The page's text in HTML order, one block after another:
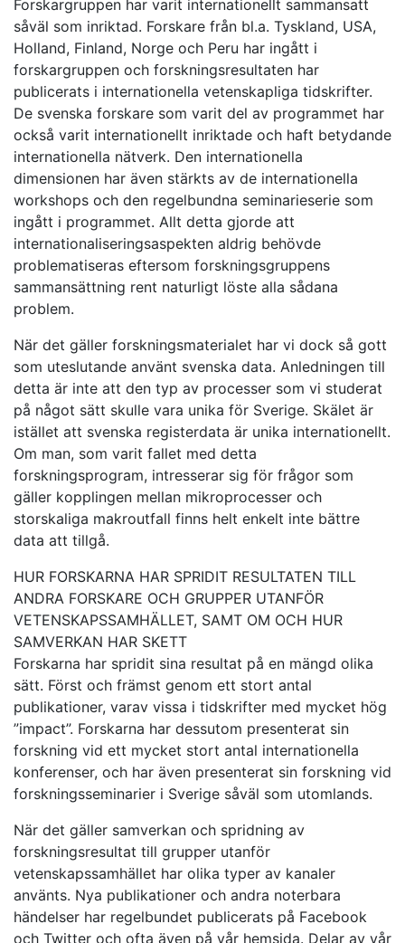
Forskargruppen har varit internationellt sammansatt
såväl som inriktad. Forskare från bl.a. Tyskland, USA,
Holland, Finland, Norge och Peru har ingått i
forskargruppen och forskningsresultaten har
publicerats i internationella vetenskapliga tidskrifter.
De svenska forskare som varit del av programmet har
också varit internationellt inriktade och haft betydande
internationella nätverk. Den internationella
dimensionen har även stärkts av de internationella
workshops och den regelbundna seminarieserie som
ingått i programmet. Allt detta gjorde att
internationaliseringsaspekten aldrig behövde
problematiseras eftersom forskningsgruppens
sammansättning rent naturligt löste alla sådana
problem.
När det gäller forskningsmaterialet har vi dock så gott
som uteslutande använt svenska data. Anledningen till
detta är inte att den typ av processer som vi studerat
på något sätt skulle vara unika för Sverige. Skälet är
istället att svenska registerdata är unika internationellt.
Om man, som varit fallet med detta
forskningsprogram, intresserar sig för frågor som
gäller kopplingen mellan mikroprocesser och
storskaliga makroutfall finns helt enkelt inte bättre
data att tillgå.
HUR FORSKARNA HAR SPRIDIT RESULTATEN TILL
ANDRA FORSKARE OCH GRUPPER UTANFÖR
VETENSKAPSSAMHÄLLET, SAMT OM OCH HUR
SAMVERKAN HAR SKETT
Forskarna har spridit sina resultat på en mängd olika
sätt. Först och främst genom ett stort antal
publikationer, varav vissa i tidskrifter med mycket hög
”impact”. Forskarna har dessutom presenterat sin
forskning vid ett mycket stort antal internationella
konferenser, och har även presenterat sin forskning vid
forskningsseminarier i Sverige såväl som utomlands.
När det gäller samverkan och spridning av
forskningsresultat till grupper utanför
vetenskapssamhället har olika typer av kanaler
använts. Nya publikationer och andra noterbara
händelser har regelbundet publicerats på Facebook
och Twitter och ofta även på vår hemsida. Delar av vår